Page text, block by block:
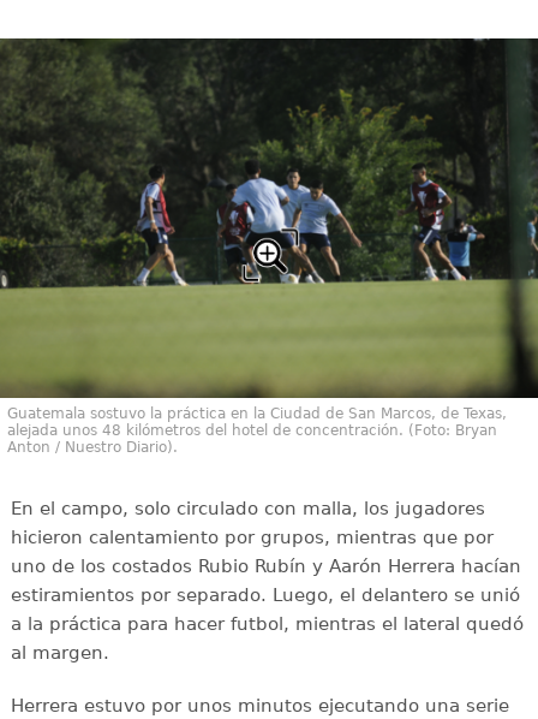
Guatemala sostuvo la práctica en la Ciudad de San Marcos, de Texas,
alejada unos 48 kilómetros del hotel de concentración. (Foto: Bryan
Anton / Nuestro Diario).
En el campo, solo circulado con malla, los jugadores
hicieron calentamiento por grupos, mientras que por
uno de los costados Rubio Rubín y Aarón Herrera hacían
estiramientos por separado. Luego, el delantero se unió
a la práctica para hacer futbol, mientras el lateral quedó
al margen.
Herrera estuvo por unos minutos ejecutando una serie